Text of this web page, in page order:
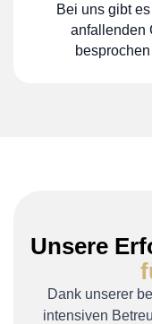
Bei uns gibt
anfallenden
Unsere
Dank unserer
intensiven